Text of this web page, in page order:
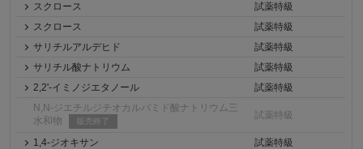
スクロース
試薬特級
スクロース
試薬特級
サリチルアルデヒド
試薬特級
サリチル酸ナトリウム
試薬特級
2,2'-イミノジエタノール
試薬特級
N,N-ジエチルジチオカルバミド酸ナトリウム三
水和物
販売終了
試薬特級
1,4-ジオキサン
試薬特級